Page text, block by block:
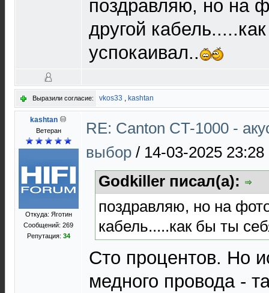
поздравляю, но на
другой
успокаивал..
Выразили согласие: vkos33 , kashtan
kashtan
Ветеран
Откуда: Яготин
Сообщений: 269
Репутация: 34
RE: Canton CT-1000 -
выбор / 14-03-2025 23:28
Godkiller писал(а):
поздравляю, но на
кабель.....как бы ты
Cто процентов. Но
медного провода -